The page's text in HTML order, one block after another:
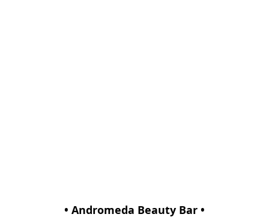
• Andromeda Beauty Bar •